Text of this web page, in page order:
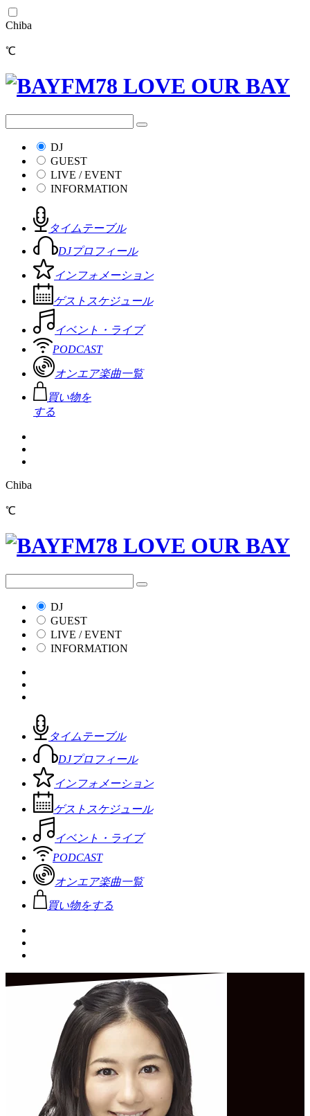
Chiba
℃
DJ
GUEST
LIVE / EVENT
INFORMATION
タイムテーブル
DJプロフィール
インフォメーション
ゲストスケジュール
イベント・ライブ
PODCAST
オンエア楽曲一覧
買い物を
する
Chiba
℃
DJ
GUEST
LIVE / EVENT
INFORMATION
タイムテーブル
DJプロフィール
インフォメーション
ゲストスケジュール
イベント・ライブ
PODCAST
オンエア楽曲一覧
買い物をする